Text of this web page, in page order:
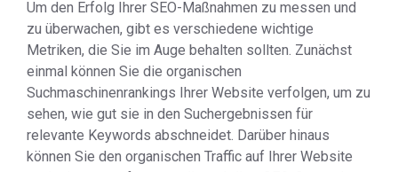
Um den Erfolg Ihrer SEO-Maßnahmen zu messen und
zu überwachen, gibt es verschiedene wichtige
Metriken, die Sie im Auge behalten sollten. Zunächst
einmal können Sie die organischen
Suchmaschinenrankings Ihrer Website verfolgen, um zu
sehen, wie gut sie in den Suchergebnissen für
relevante Keywords abschneidet. Darüber hinaus
können Sie den organischen Traffic auf Ihrer Website